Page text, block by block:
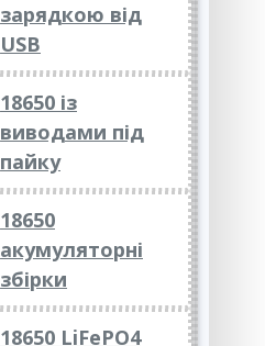
зарядкою від
USB
18650 із
виводами під
пайку
18650
акумуляторні
збірки
18650 LiFePO4